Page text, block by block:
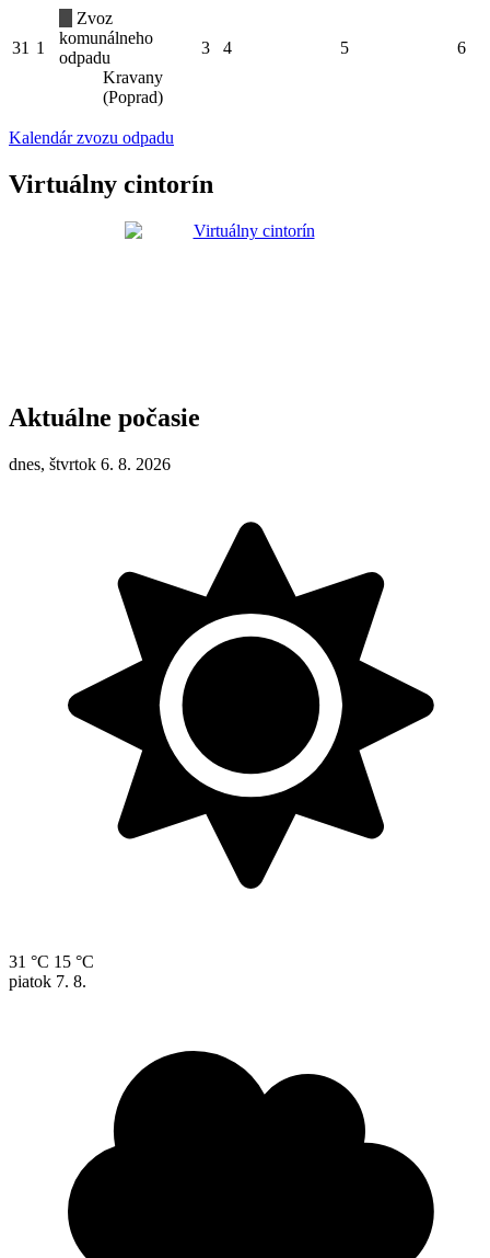
31 1
Zvoz
komunálneho
odpadu
Kravany
(Poprad)
3 4 5 6
Kalendár zvozu odpadu
Virtuálny cintorín
Aktuálne počasie
dnes, štvrtok 6. 8. 2026
31 °C 15 °C
piatok 7. 8.